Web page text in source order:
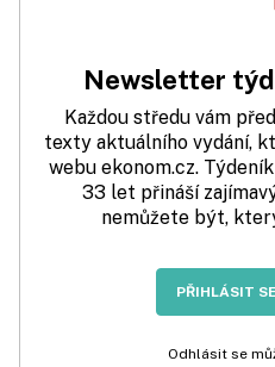
Newsletter
Každou středu vám
texty aktuálního vydání,
webu ekonom.cz.
33 let přináší
nemůžete být,
PŘIHLÁSIT
Odhlásit se